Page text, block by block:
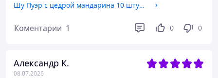
Шу Пуэр с цедрой мандарина 10 штук по 7 грамм
Коментарии 1 0 0
Александр К.
08.07.2026